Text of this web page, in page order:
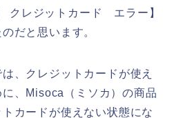
クレジットカード エラー】
だと思います。
、クレジットカードが使え
、Misoca（ミソカ）の商品
カードが使えない状態にな